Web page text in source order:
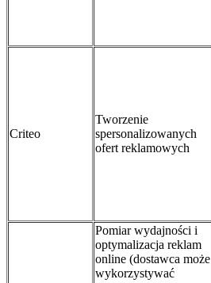
Criteo
Tworzenie
spersonalizowanych
ofert reklamowych
Pomiar wydajności i
optymalizacja reklam
online (dostawca może
wykorzystywać